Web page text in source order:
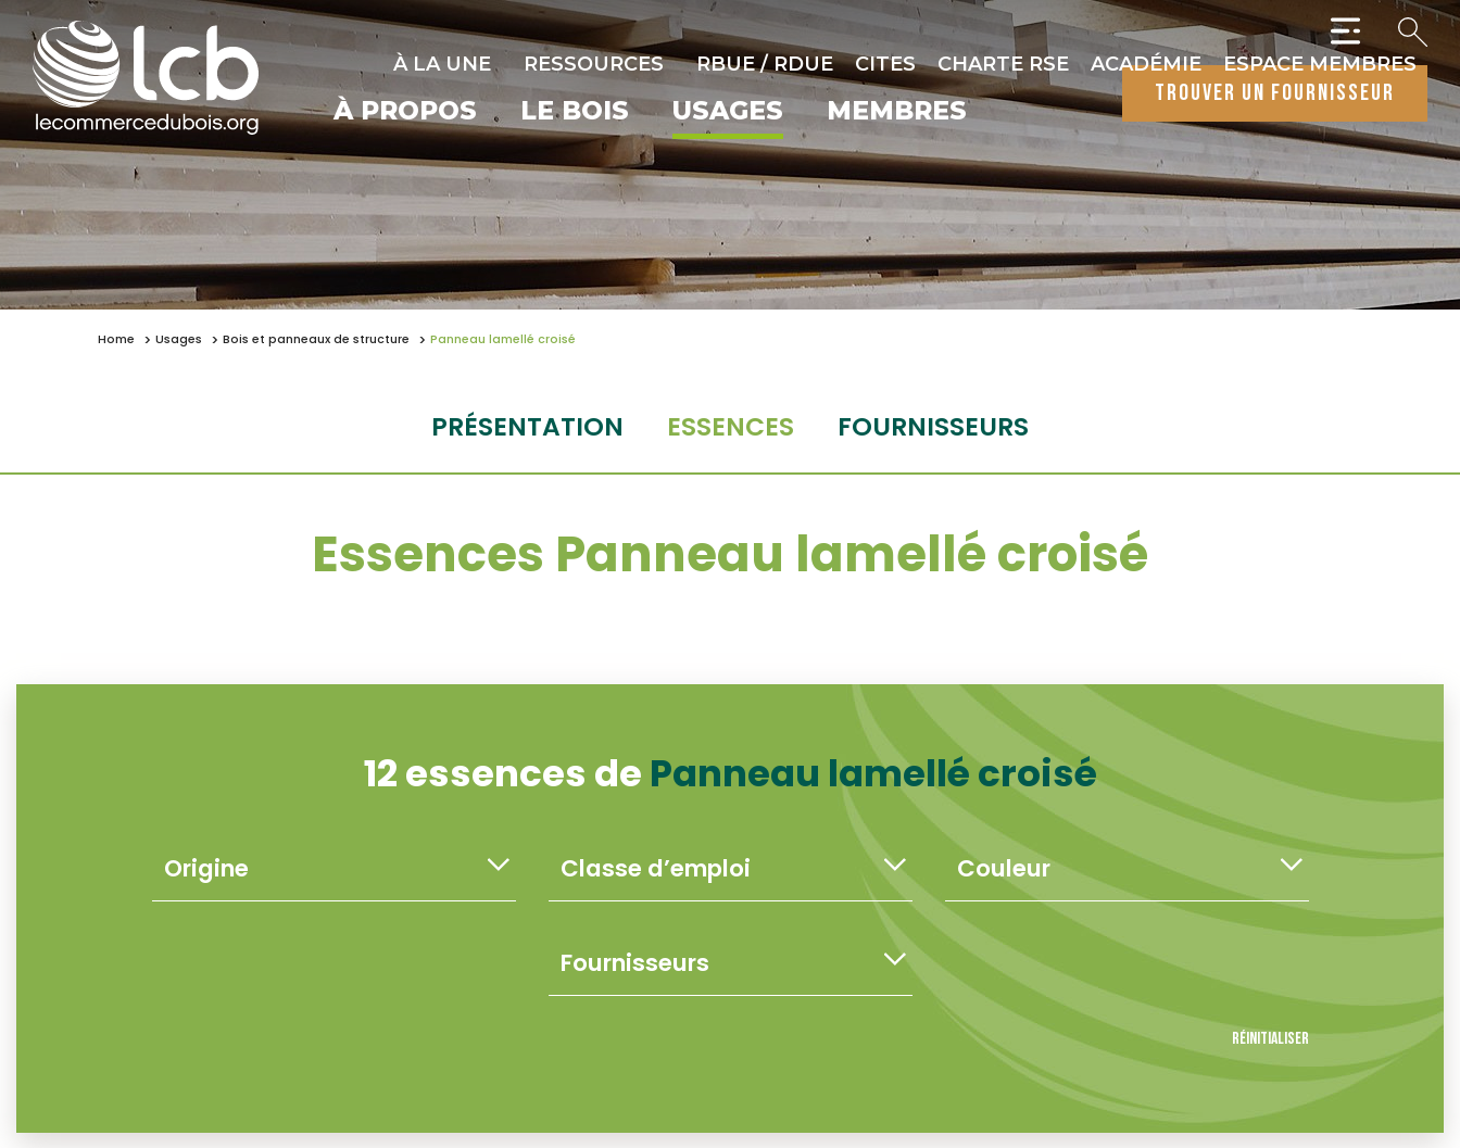
À LA UNE RESSOURCES RBUE / RDUE CITES CHARTE RSE ACADÉMIE ESPACE MEMBRES
À PROPOS LE BOIS USAGES MEMBRES
trouver un fournisseur
Home Usages Bois et panneaux de structure Panneau lamellé croisé
PRÉSENTATION ESSENCES FOURNISSEURS
Essences Panneau lamellé croisé
12 essences de Panneau lamellé croisé
Réinitialiser